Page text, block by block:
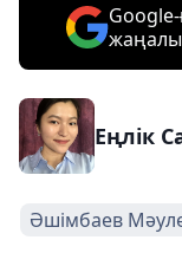
Еңлік
Әшімбаев